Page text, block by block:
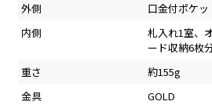
外側
口金付ポケッ
内側
札入れ1室、
ード収納6枚
重さ
約155g
金具
GOLD